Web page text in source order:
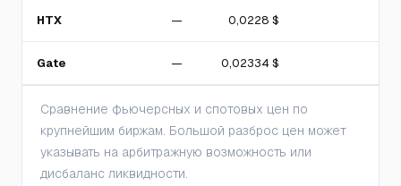
HTX — 0,0228 $
Gate — 0,02334 $
Сравнение фьючерсных и спотовых цен по
крупнейшим биржам. Большой разброс цен может
указывать на арбитражную возможность или
дисбаланс ликвидности.